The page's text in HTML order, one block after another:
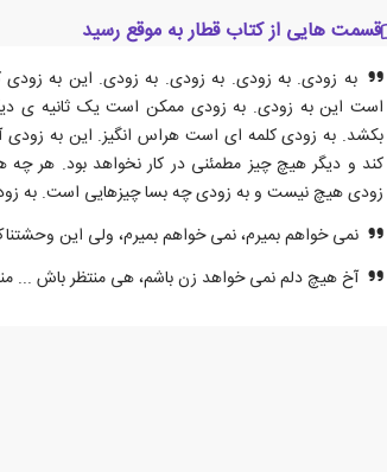
قسمت هایی از کتاب قطار به موقع رسید
به زودی. به زودی. به زودی. به زودی. این به
است این به زودی. به زودی ممکن است یک ثانیه ی
بکشد. به زودی کلمه ای است هراس انگیز. این به زودی
کند و دیگر هیچ چیز مطمئنی در کار نخواهد بود. هر
زودی هیچ نیست و به زودی چه بسا چیزهایی است. به
نمی خواهم بمیرم، نمی خواهم بمیرم، ولی این
آخ هیچ دلم نمی خواهد زن باشم، هی منتظر باش ...